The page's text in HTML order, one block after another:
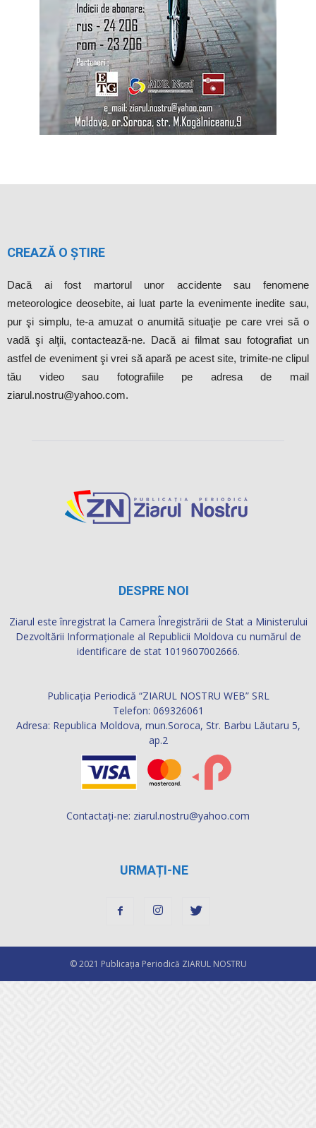
CREAZĂ O ȘTIRE
Dacă ai fost martorul unor accidente sau fenomene
meteorologice deosebite, ai luat parte la evenimente inedite sau,
pur şi simplu, te-a amuzat o anumită situaţie pe care vrei să o
vadă şi alţii, contactează-ne. Dacă ai filmat sau fotografiat un
astfel de eveniment şi vrei să apară pe acest site, trimite-ne clipul
tău video sau fotografiile pe adresa de mail
ziarul.nostru@yahoo.com.
DESPRE NOI
Ziarul este înregistrat la Camera Înregistrării de Stat a Ministerului
Dezvoltării Informaţionale al Republicii Moldova cu numărul de
identificare de stat 1019607002666.
Publicația Periodică “ZIARUL NOSTRU WEB” SRL
Telefon: 069326061
Adresa: Republica Moldova, mun.Soroca, Str. Barbu Lăutaru 5,
ap.2
Contactați-ne: ziarul.nostru@yahoo.com
URMAȚI-NE
© 2021 Publicaţia Periodică ZIARUL NOSTRU